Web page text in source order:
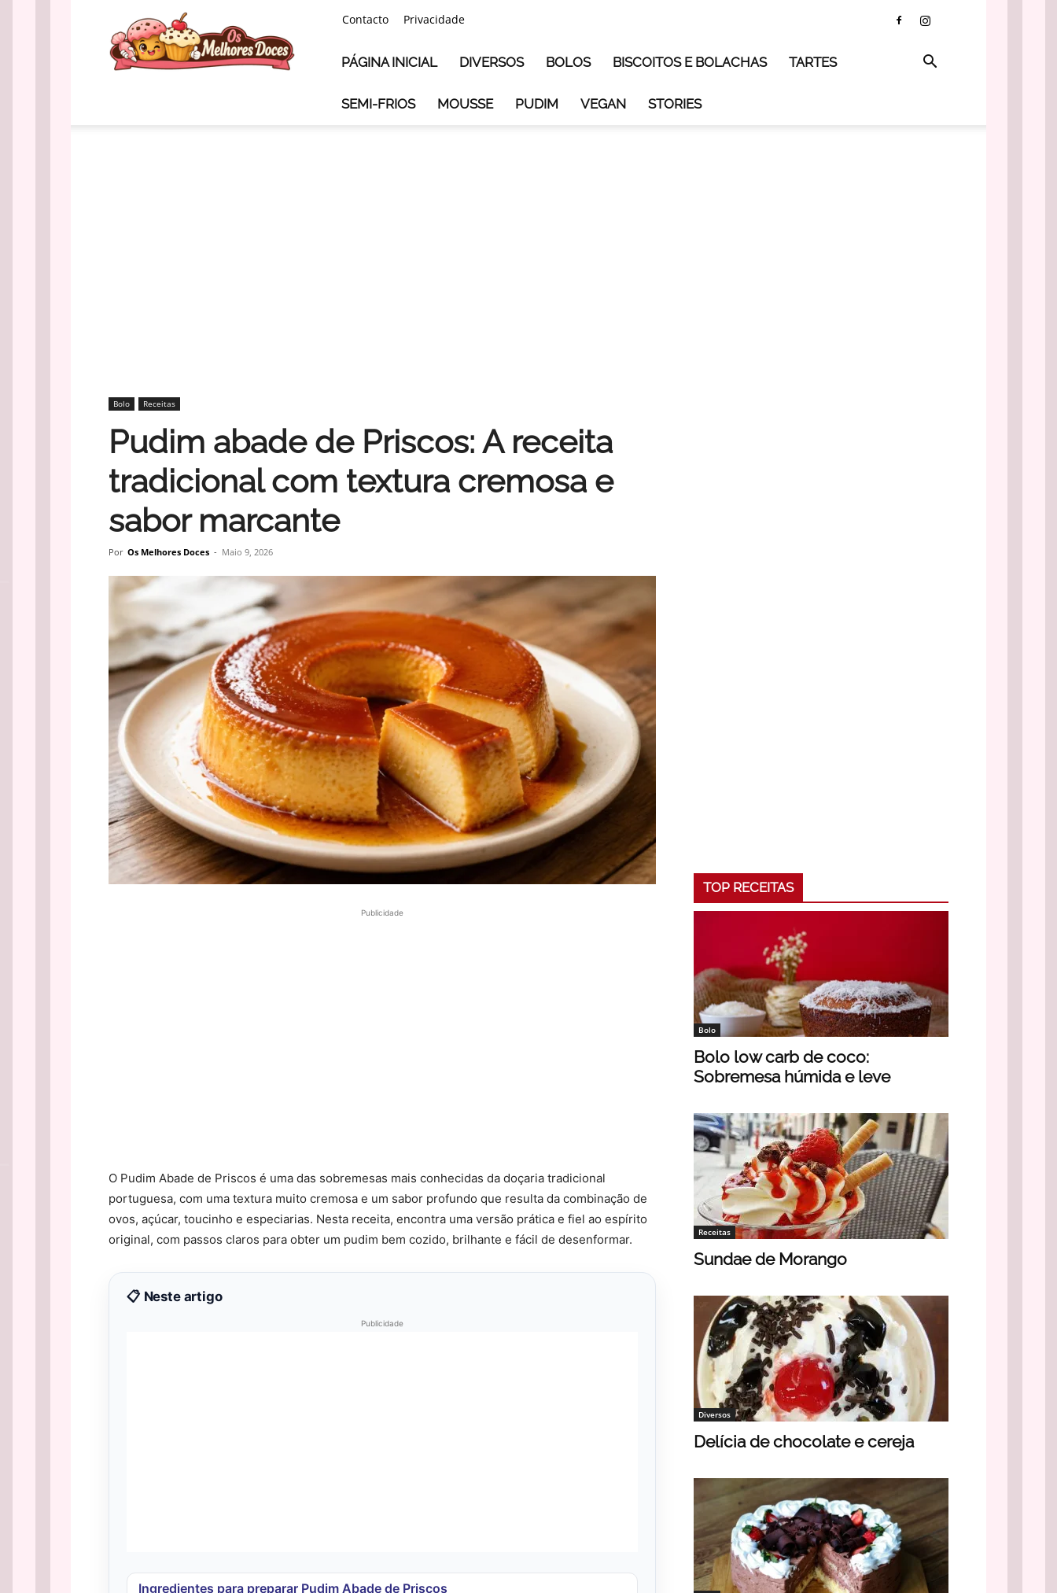
Melhores
Doces
Contacto Privacidade
PÁGINA INICIAL DIVERSOS BOLOS BISCOITOS E BOLACHAS TARTES
SEMI-FRIOS MOUSSE PUDIM VEGAN STORIES
Bolo Receitas
Pudim abade de Priscos: A receita
tradicional com textura cremosa e
sabor marcante
Por Os Melhores Doces - Maio 9, 2026
Publicidade
O Pudim Abade de Priscos é uma das sobremesas mais conhecidas da doçaria tradicional
portuguesa, com uma textura muito cremosa e um sabor profundo que resulta da combinação de
ovos, açúcar, toucinho e especiarias. Nesta receita, encontra uma versão prática e fiel ao espírito
original, com passos claros para obter um pudim bem cozido, brilhante e fácil de desenformar.
📋 Neste artigo
Publicidade
Ingredientes para preparar Pudim Abade de Priscos
TOP RECEITAS
Bolo
Bolo low carb de coco:
Sobremesa húmida e leve
Receitas
Sundae de Morango
Diversos
Delícia de chocolate e cereja